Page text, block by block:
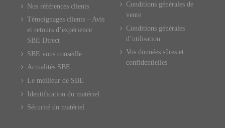
Nos références clients
Témoignages clients – Avis
et retours d’expérience
SBE Direct
SBE vous conseille
Actualités SBE
Le meilleur de SBE
Identification du matériel
Sécurité du matériel
Conditions générales de
vente
Conditions générales
d’utilisation
Vos données sûres et
confidentielles